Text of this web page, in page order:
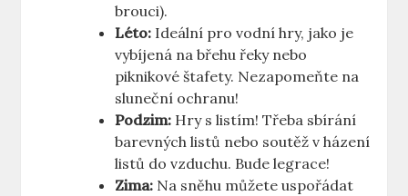
brouci).
Léto: Ideální pro vodní hry, jako je
vybíjená na břehu řeky nebo
piknikové štafety. Nezapomeňte na
sluneční ochranu!
Podzim: Hry s listím! Třeba sbírání
barevných listů nebo soutěž v házení
listů do vzduchu. Bude legrace!
Zima: Na sněhu můžete uspořádat